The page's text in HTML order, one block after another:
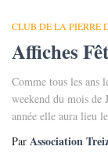
CLUB DE LA PIERRE
Affiches
Comme tous les ans
weekend du mois de
année elle aura lieu
Par Association